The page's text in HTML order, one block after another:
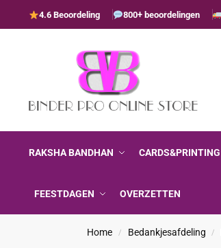
4.6 Beoordeling 800+ beoordelingen
RAKSHA BANDHAN CARDS&PRINTING
FEESTDAGEN OVERZETTEN
Home / Bedankjesafdeling /